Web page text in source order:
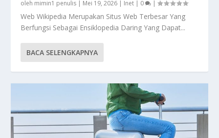
oleh mimin1 penulis | Mei 19, 2026 | Inet | 0 |
Web Wikipedia Merupakan Situs Web Terbesar Yang
Berfungsi Sebagai Ensiklopedia Daring Yang Dapat...
BACA SELENGKAPNYA